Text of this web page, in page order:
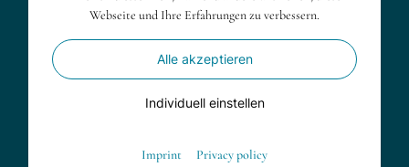
office@ifz-salzburg.at
Webseite und Ihre Erfahrungen zu verbessern.
Alle akzeptieren
Individuell einstellen
Imprint Privacy policy